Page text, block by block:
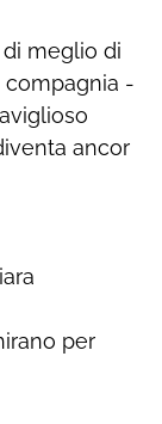
meglio di
compagnia -
ancor
per